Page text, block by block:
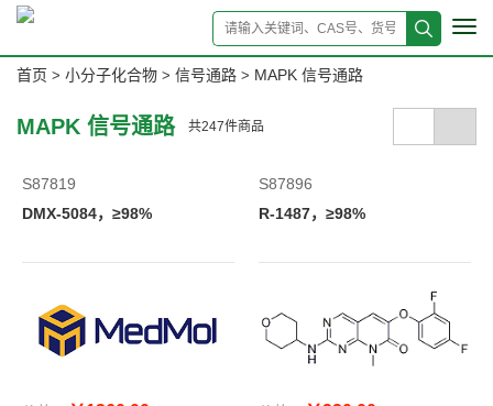
首页 > 小分子化合物 > 信号通路 > MAPK 信号通路
MAPK 信号通路 共247件商品
S87819
DMX-5084，≥98%
S87896
R-1487，≥98%